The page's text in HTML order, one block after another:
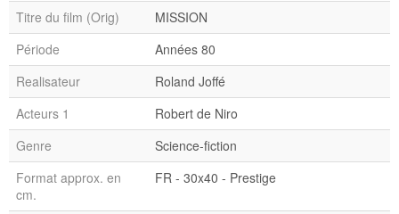
Titre du film (Orig)
MISSION
Période
Années 80
Realisateur
Roland Joffé
Acteurs 1
Robert de Niro
Genre
Science-fiction
Format approx. en
cm.
FR - 30x40 - Prestige